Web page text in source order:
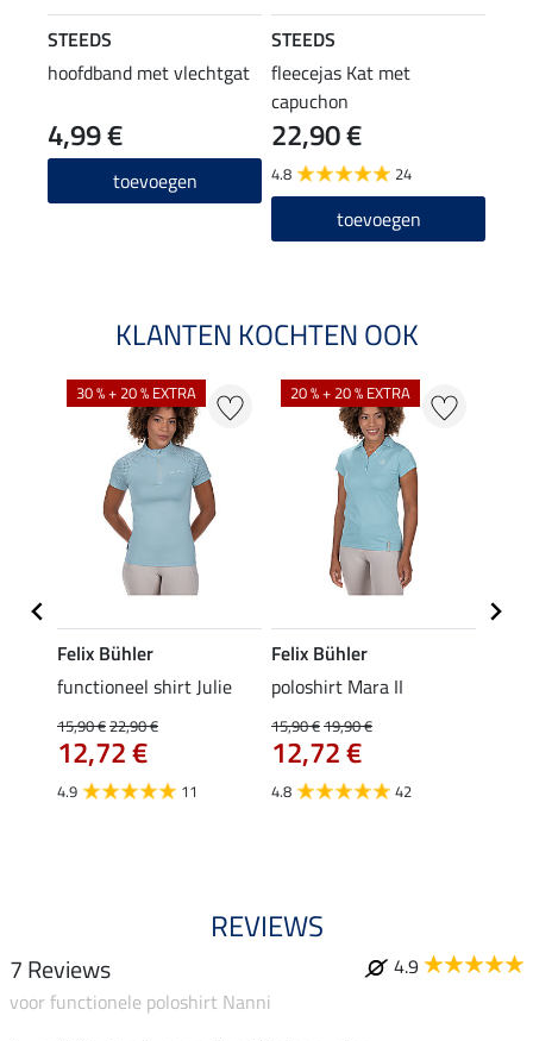
STEEDS
hoofdband met vlechtgat
4,99 €
toevoegen
STEEDS
fleecejas Kat met
capuchon
22,90 €
4.8 24
toevoegen
KLANTEN KOCHTEN OOK
30 % + 20 % EXTRA
Felix Bühler
functioneel shirt Julie
15,90 €22,90 €
12,72 €
4.9 11
20 % + 20 % EXTRA
Felix Bühler
poloshirt Mara II
15,90 €19,90 €
12,72 €
4.8 42
REVIEWS
7 Reviews
4.9
voor functionele poloshirt Nanni